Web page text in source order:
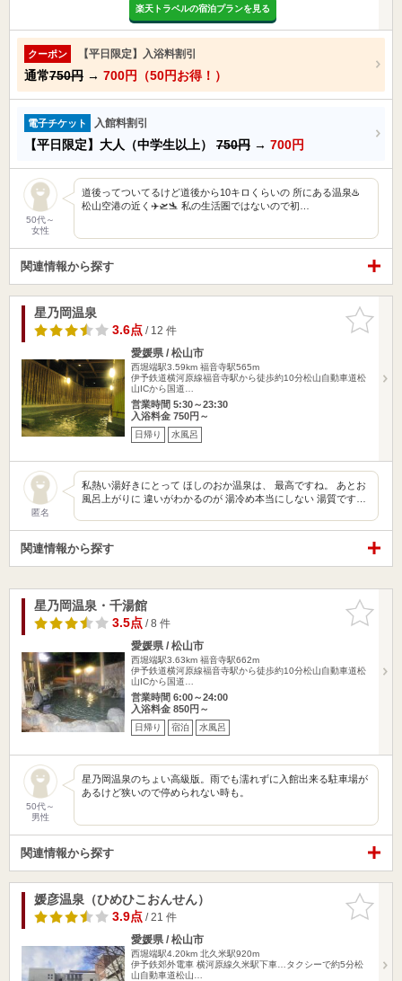
楽天トラベルの宿泊プランを見る
クーポン 【平日限定】入浴料割引
通常750円 → 700円（50円お得！）
電子チケット 入館料割引
【平日限定】大人（中学生以上） 750円 → 700円
50代～
女性
道後ってついてるけど道後から10キロくらいの 所にある温泉♨️
松山空港の近く✈️🛫🛬 私の生活圏ではないので初…
関連情報から探す
お気に入
りに追加
星乃岡温泉
3.6点/ 12 件
愛媛県 / 松山市
西堀端駅3.59km 福音寺駅565m
伊予鉄道横河原線福音寺駅から徒歩約10分松山自動車道松
山ICから国道…
営業時間 5:30～23:30
入浴料金 750円～
日帰り 水風呂
匿名
私熱い湯好きにとって ほしのおか温泉は、 最高ですね。 あとお
風呂上がりに 違いがわかるのが 湯冷め本当にしない 湯質です…
関連情報から探す
お気に入
りに追加
星乃岡温泉・千湯館
3.5点/ 8 件
愛媛県 / 松山市
西堀端駅3.63km 福音寺駅662m
伊予鉄道横河原線福音寺駅から徒歩約10分松山自動車道松
山ICから国道…
営業時間 6:00～24:00
入浴料金 850円～
日帰り 宿泊 水風呂
50代～
男性
星乃岡温泉のちょい高級版。雨でも濡れずに入館出来る駐車場が
あるけど狭いので停められない時も。
関連情報から探す
お気に入
りに追加
媛彦温泉（ひめひこおんせん）
3.9点/ 21 件
愛媛県 / 松山市
西堀端駅4.20km 北久米駅920m
伊予鉄郊外電車 横河原線久米駅下車…タクシーで約5分松
山自動車道松山…